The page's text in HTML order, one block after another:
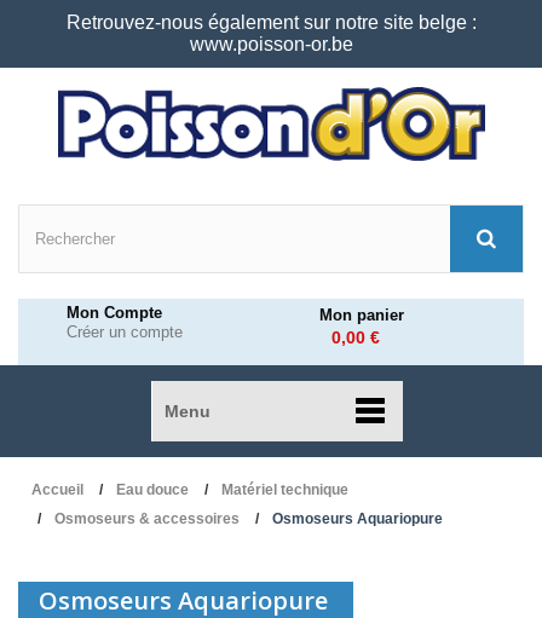
Retrouvez-nous également sur notre site belge :
www.poisson-or.be
Mon Compte
Créer un compte
Mon panier
0,00 €
Menu
Accueil Eau douce
Matériel technique
Osmoseurs & accessoires
Osmoseurs Aquariopure
Osmoseurs Aquariopure